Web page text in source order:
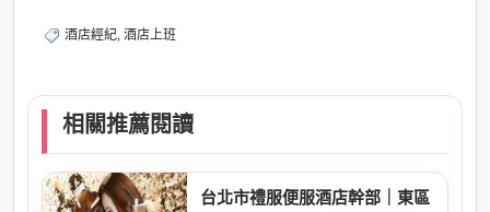
酒店經紀, 酒店上班
相關推薦閱讀
台北市禮服便服酒店幹部｜東區